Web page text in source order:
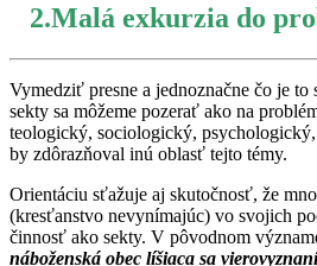
2.Malá exkurzia do
Vymedziť presne a jednoznačne čo je
sekty sa môžeme pozerať ako na
teologický, sociologický,
by zdôrazňoval inú oblasť tejto témy.
Orientáciu sťažuje aj skutočnosť, že
(kresťanstvo nevynímajúc) vo svojich
činnosť ako sekty. V pôvodnom
náboženská obec líšiaca sa